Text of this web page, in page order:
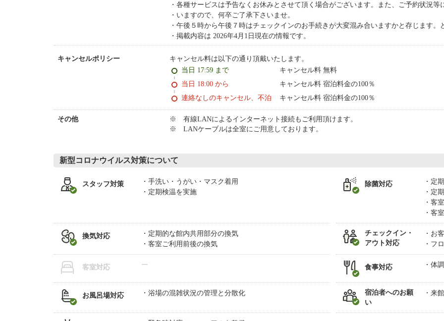
各種サービスは予告なくお休みとさせて頂く場合がございます。また、ご予約状況等
いますので、何卒ご了承下さいませ。
午後５時から午後７時はチェックインのお手続きが大変混み合いますかと存じます。
掲載内容は 2026年4月1日現在の情報です。
キャンセルポリシー キャンセル料は以下の通り頂戴いたします。
当日 17:59 まで
キャンセル料 無料
当日 18:00 から
キャンセル料 宿泊料金の100％
連絡なしのキャンセル、不泊
キャンセル料 宿泊料金の100％
その他
※ 有線LANによるインターネット接続もご利用頂けます。
※ LANケーブルは全室にご用意しております。
新型コロナウイルス対策について
スタッフ対策
手洗い・うがい・マスク着用
定期検温を実施
除菌対応
定
定
客
客
換気対応
定期的な館内共用部分の換気
客室ご利用前後の換気
チェックイン・
アウト対応
お
フ
客室対応 ー 食事対応 体
お風呂場対応 浴場の混雑状況の管理と分散化
宿泊者へのお願
い
来